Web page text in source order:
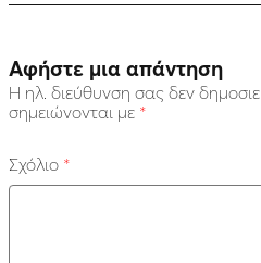
Αφήστε μια απάντηση
Η ηλ. διεύθυνση σας δεν
σημειώνονται με *
Σχόλιο *